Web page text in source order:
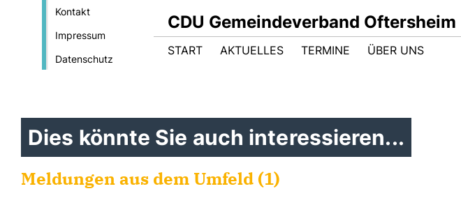
Kontakt
Impressum
Datenschutz
CDU Gemeindeverband Oftersheim
START AKTUELLES TERMINE ÜBER UNS
Dies könnte Sie auch interessieren...
Meldungen aus dem Umfeld (1)